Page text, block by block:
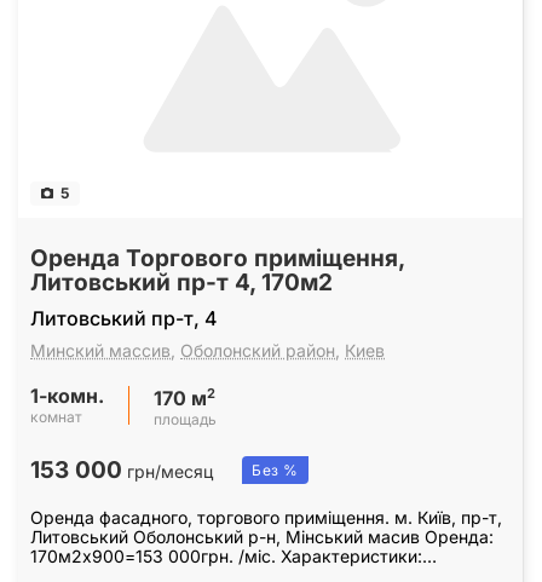
5
Оренда Торгового приміщення,
Литовський пр-т 4, 170м2
Литовський пр-т, 4
Минский массив Оболонский район Киев
1-комн.
комнат
170 м2
площадь
153 000 грн/месяц Без %
Оренда фасадного, торгового приміщення. м. Київ, пр-т,
Литовський Оболонський р-н, Мінський масив Оренда:
170м2х900=153 000грн. /міс. Характеристики: